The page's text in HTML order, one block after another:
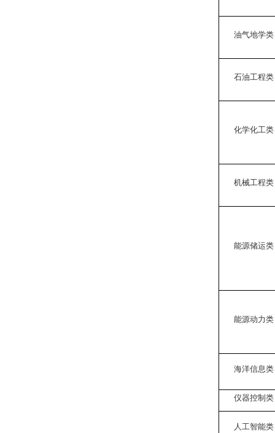
油气地学类
石油工程类
化学化工类
机械工程类
能源储运类
能源动力类
海洋信息类
仪器控制类
人工智能类